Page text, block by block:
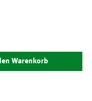
Wert
Warenkorb